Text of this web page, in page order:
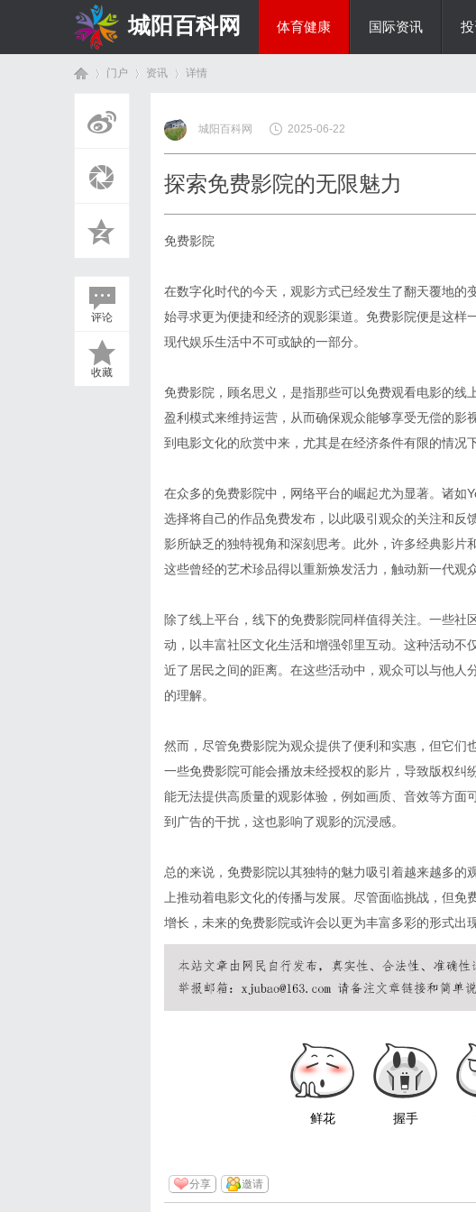
城阳百科网 体育健康 国际资讯
门户 资讯
›
详情
评论
收藏
城阳百科网 2025-06-22
探索免费影院的无限魅力
免费影院
在数字化时代的今天，观影方式已经发生了翻天覆地
始寻求更为便捷和经济的观影渠道。免费影院便是这样
现代娱乐生活中不可或缺的一部分。
免费影院，顾名思义，是指那些可以免费观看电影的
盈利模式来维持运营，从而确保观众能够享受无偿的
到电影文化的欣赏中来，尤其是在经济条件有限的情况下
在众多的免费影院中，网络平台的崛起尤为显著。诸如
选择将自己的作品免费发布，以此吸引观众的关注和
影所缺乏的独特视角和深刻思考。此外，许多经典影
这些曾经的艺术珍品得以重新焕发活力，触动新一代观
除了线上平台，线下的免费影院同样值得关注。一些
动，以丰富社区文化生活和增强邻里互动。这种活动
近了居民之间的距离。在这些活动中，观众可以与他
的理解。
然而，尽管免费影院为观众提供了便利和实惠，但它们
一些免费影院可能会播放未经授权的影片，导致版权
能无法提供高质量的观影体验，例如画质、音效等方
到广告的干扰，这也影响了观影的沉浸感。
总的来说，免费影院以其独特的魅力吸引着越来越多
上推动着电影文化的传播与发展。尽管面临挑战，但
增长，未来的免费影院或许会以更为丰富多彩的形式出
鲜花 握手
分享 邀请